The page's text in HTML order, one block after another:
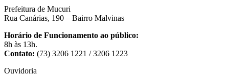
Prefeitura de Mucuri
Rua Canárias, 190 – Bairro Malvinas
Horário de Funcionamento ao público:
8h às 13h.
Contato: (73) 3206 1221 / 3206 1223
Ouvidoria